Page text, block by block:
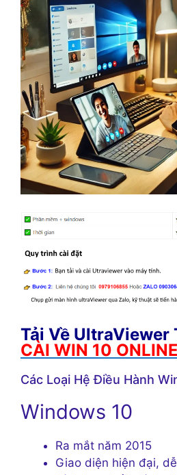
Tải Về UltraViewer
CÀI WIN 10 ONLINE
Các Loại Hệ Điều Hành
Windows 10
Ra mắt năm 2015
Giao diện hiện đại,